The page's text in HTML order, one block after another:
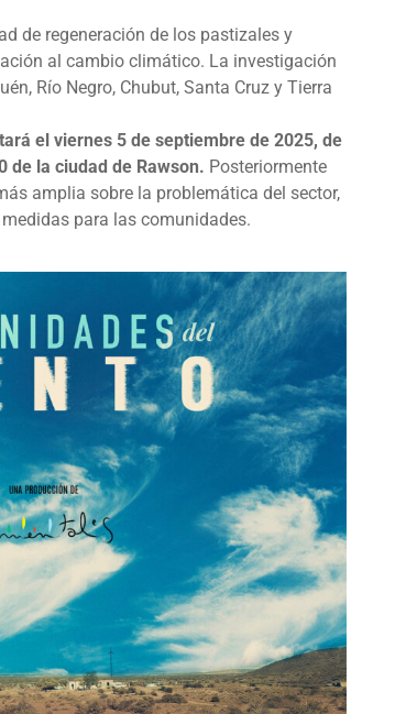
de regeneración de los pastizales y
al cambio climático. La investigación
Río Negro, Chubut, Santa Cruz y Tierra
el viernes 5 de septiembre de 2025, de
de la ciudad de Rawson. Posteriormente
amplia sobre la problemática del sector,
para las comunidades.